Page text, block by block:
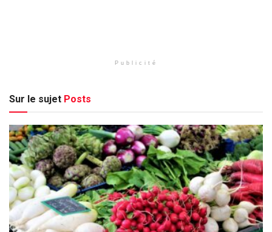
Publicité
Sur le sujet Posts